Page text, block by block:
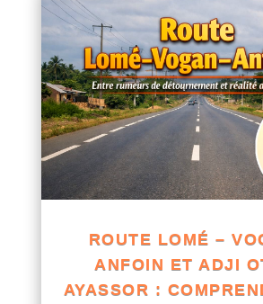
ROUTE LOMÉ –
ANFOIN ET ADJI
AYASSOR :